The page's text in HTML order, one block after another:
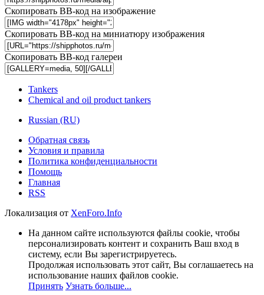
Скопировать BB-код на изображение
Скопировать BB-код на миниатюру изображения
Скопировать BB-код галереи
Tankers
Chemical and oil product tankers
Russian (RU)
Обратная связь
Условия и правила
Политика конфиденциальности
Помощь
Главная
RSS
Локализация от XenForo.Info
На данном сайте используются файлы cookie, чтобы
персонализировать контент и сохранить Ваш вход в
систему, если Вы зарегистрируетесь.
Продолжая использовать этот сайт, Вы соглашаетесь на
использование наших файлов cookie.
Принять Узнать больше...